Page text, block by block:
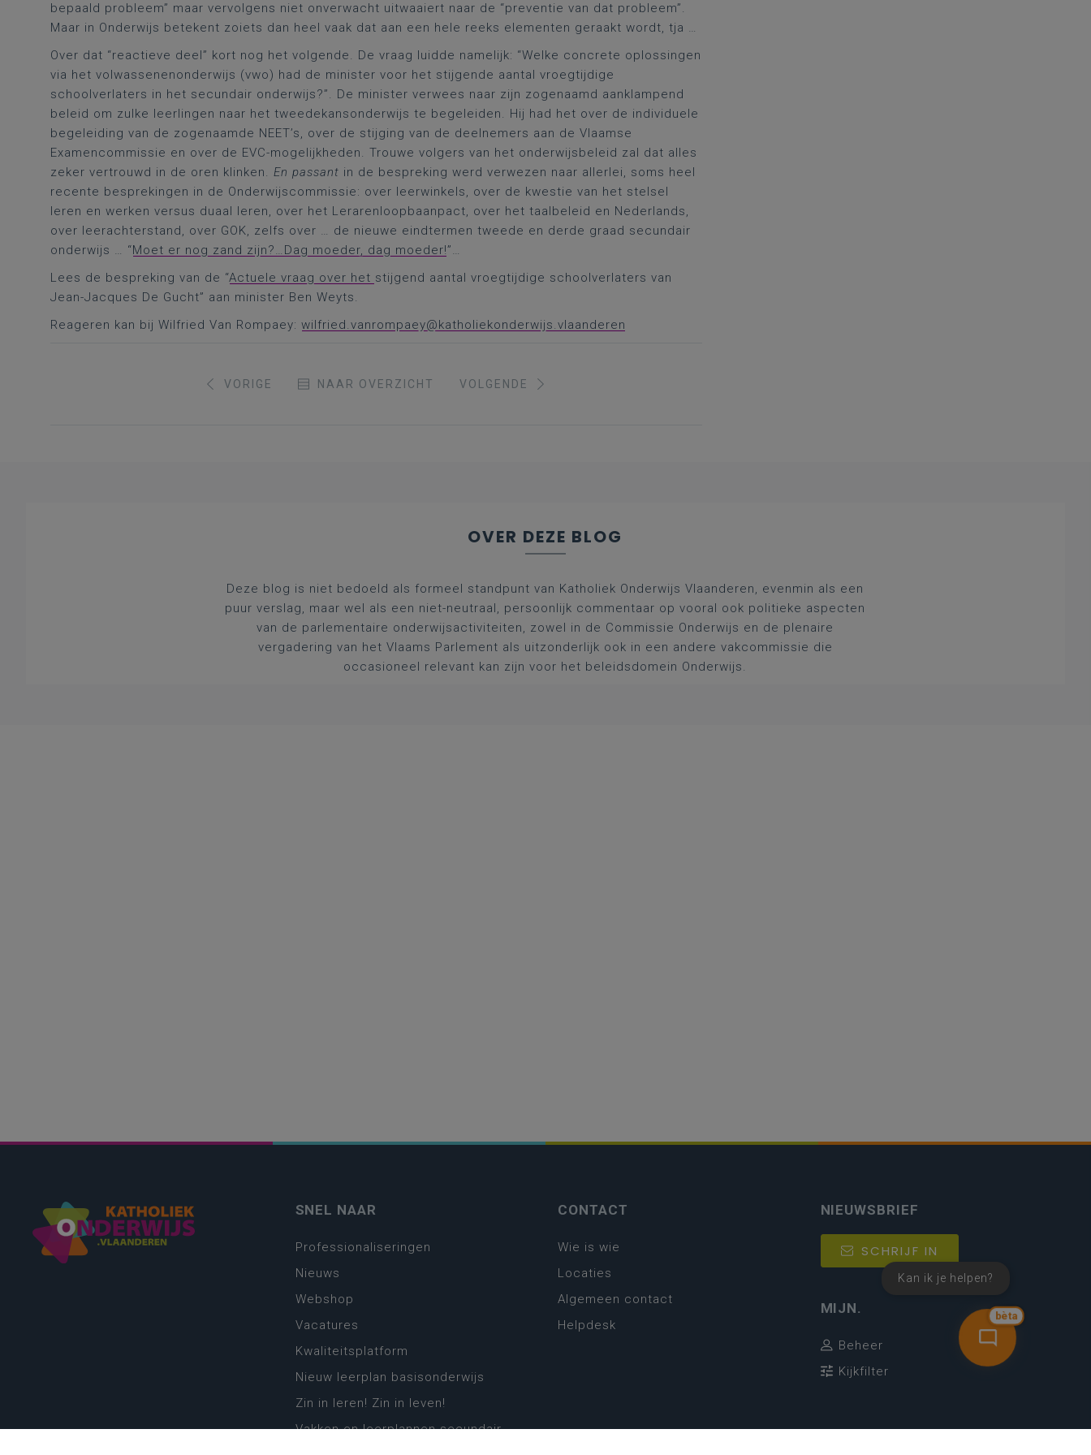
bepaald probleem” maar vervolgens niet onverwacht uitwaaiert naar de “preventie van dat probleem”.
Maar in Onderwijs betekent zoiets dan heel vaak dat aan een hele reeks elementen geraakt wordt, tja …
Over dat “reactieve deel” kort nog het volgende. De vraag luidde namelijk: “Welke concrete oplossingen
via het volwassenenonderwijs (vwo) had de minister voor het stijgende aantal vroegtijdige
schoolverlaters in het secundair onderwijs?”. De minister verwees naar zijn zogenaamd aanklampend
beleid om zulke leerlingen naar het tweedekansonderwijs te begeleiden. Hij had het over de individuele
begeleiding van de zogenaamde NEET’s, over de stijging van de deelnemers aan de Vlaamse
Examencommissie en over de EVC-mogelijkheden. Trouwe volgers van het onderwijsbeleid zal dat alles
zeker vertrouwd in de oren klinken. En passant in de bespreking werd verwezen naar allerlei, soms heel
recente besprekingen in de Onderwijscommissie: over leerwinkels, over de kwestie van het stelsel
leren en werken versus duaal leren, over het Lerarenloopbaanpact, over het taalbeleid en Nederlands,
over leerachterstand, over GOK, zelfs over … de nieuwe eindtermen tweede en derde graad secundair
onderwijs … “Moet er nog zand zijn?…Dag moeder, dag moeder!”…
Lees de bespreking van de “Actuele vraag over het stijgend aantal vroegtijdige schoolverlaters van
Jean-Jacques De Gucht” aan minister Ben Weyts.
Reageren kan bij Wilfried Van Rompaey: wilfried.vanrompaey@katholiekonderwijs.vlaanderen
VORIGE NAAR OVERZICHT VOLGENDE
OVER DEZE BLOG
Deze blog is niet bedoeld als formeel standpunt van Katholiek Onderwijs Vlaanderen, evenmin als een
puur verslag, maar wel als een niet-neutraal, persoonlijk commentaar op vooral ook politieke aspecten
van de parlementaire onderwijsactiviteiten, zowel in de Commissie Onderwijs en de plenaire
vergadering van het Vlaams Parlement als uitzonderlijk ook in een andere vakcommissie die
occasioneel relevant kan zijn voor het beleidsdomein Onderwijs.
bèta
Kan ik je helpen?
SNEL NAAR
Professionaliseringen
Nieuws
Webshop
Vacatures
Kwaliteitsplatform
Nieuw leerplan basisonderwijs
Zin in leren! Zin in leven!
Vakken en leerplannen secundair
CONTACT
Wie is wie
Locaties
Algemeen contact
Helpdesk
NIEUWSBRIEF
SCHRIJF IN
MIJN.
Beheer
Kijkfilter